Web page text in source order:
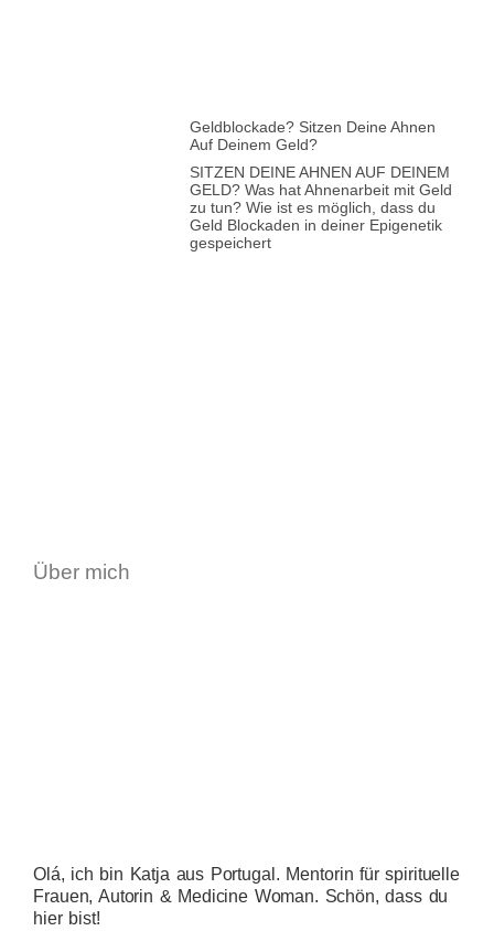
Geldblockade? Sitzen Deine Ahnen
Auf Deinem Geld?
SITZEN DEINE AHNEN AUF DEINEM
GELD? Was hat Ahnenarbeit mit Geld
zu tun? Wie ist es möglich, dass du
Geld Blockaden in deiner Epigenetik
gespeichert
Über mich
Olá, ich bin Katja aus Portugal. Mentorin für spirituelle
Frauen, Autorin & Medicine Woman. Schön, dass du
hier bist!